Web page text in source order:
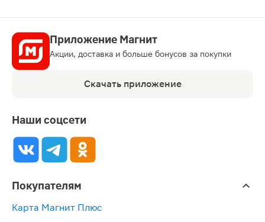
Приложение Магнит
Акции, доставка и больше бонусов за покупки
Скачать приложение
Наши соцсети
Покупателям
Карта Магнит Плюс